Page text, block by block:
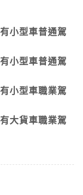
小型車普通駕
小型車普通駕
小型車職業駕
大貨車職業駕